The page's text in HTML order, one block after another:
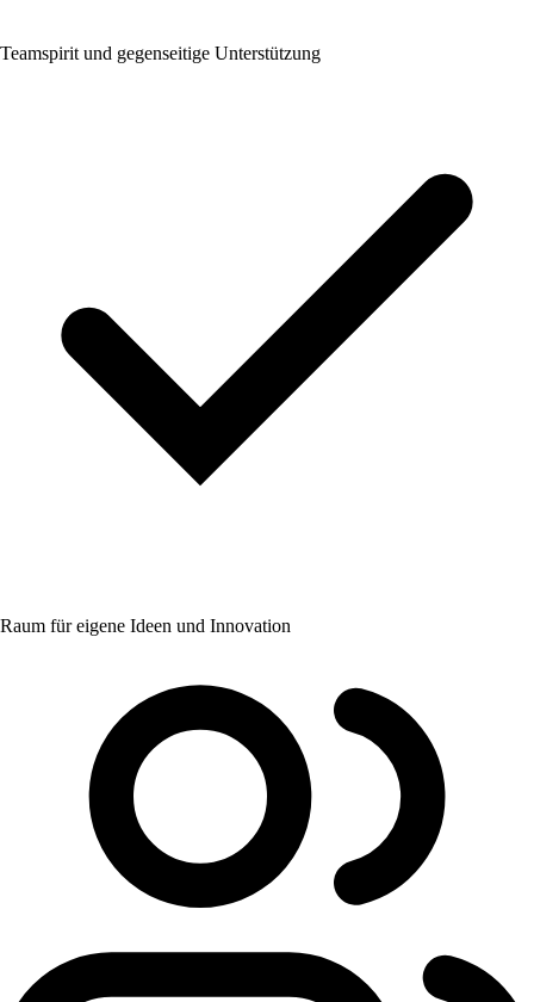
Teamspirit und gegenseitige Unterstützung
Raum für eigene Ideen und Innovation